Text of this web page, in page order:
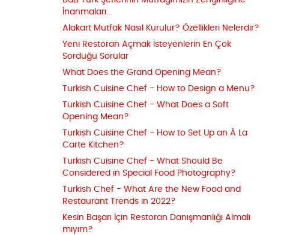
İnanmaları...
Alakart Mutfak Nasıl Kurulur? Özellikleri Nelerdir?
Yeni Restoran Açmak İsteyenlerin En Çok
Sorduğu Sorular
What Does the Grand Opening Mean?
Turkish Cuisine Chef - How to Design a Menu?
Turkish Cuisine Chef - What Does a Soft
Opening Mean?
Turkish Cuisine Chef - How to Set Up an À La
Carte Kitchen?
Turkish Cuisine Chef - What Should Be
Considered in Special Food Photography?
Turkish Chef - What Are the New Food and
Restaurant Trends in 2022?
Kesin Başarı İçin Restoran Danışmanlığı Almalı
mıyım?